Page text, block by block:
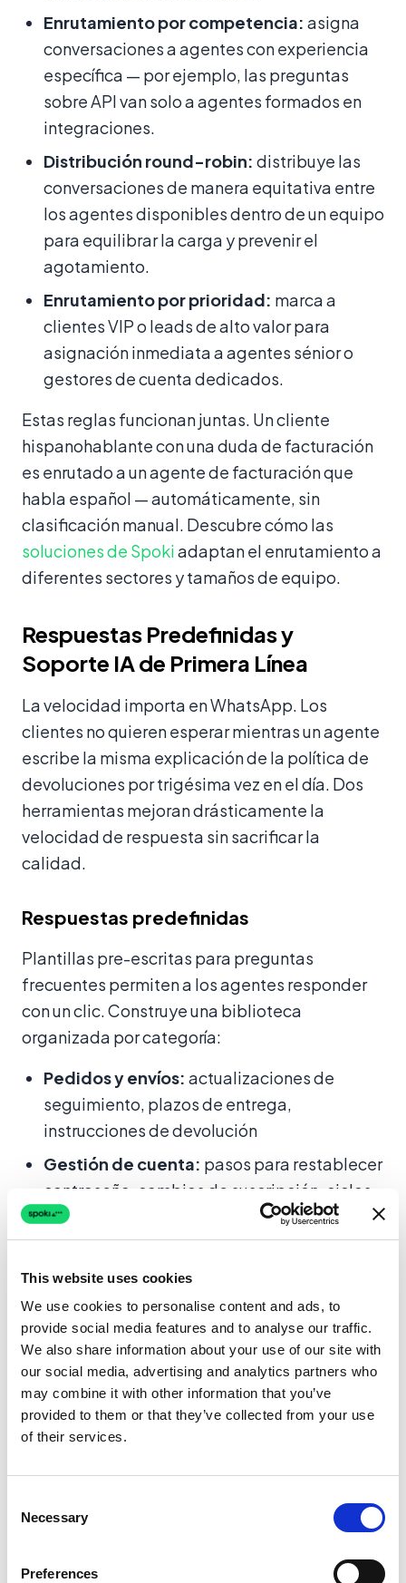
This website uses cookies
We use cookies to personalise content and ads, to
provide social media features and to analyse our traffic.
We also share information about your use of our site with
our social media, advertising and analytics partners who
may combine it with other information that you’ve
provided to them or that they’ve collected from your use
of their services.
Selection
Necessary
Preferences
Enrutamiento por competencia: asigna
conversaciones a agentes con experiencia
específica — por ejemplo, las preguntas
sobre API van solo a agentes formados en
integraciones.
Distribución round-robin: distribuye las
conversaciones de manera equitativa entre
los agentes disponibles dentro de un equipo
para equilibrar la carga y prevenir el
agotamiento.
Enrutamiento por prioridad: marca a
clientes VIP o leads de alto valor para
asignación inmediata a agentes sénior o
gestores de cuenta dedicados.
Estas reglas funcionan juntas. Un cliente
hispanohablante con una duda de facturación
es enrutado a un agente de facturación que
habla español — automáticamente, sin
clasificación manual. Descubre cómo las
soluciones de Spokiadaptan el enrutamiento a
diferentes sectores y tamaños de equipo.
Respuestas Predefinidas y
Soporte IA de Primera Línea
La velocidad importa en WhatsApp. Los
clientes no quieren esperar mientras un agente
escribe la misma explicación de la política de
devoluciones por trigésima vez en el día. Dos
herramientas mejoran drásticamente la
velocidad de respuesta sin sacrificar la
calidad.
Respuestas predefinidas
Plantillas pre-escritas para preguntas
frecuentes permiten a los agentes responder
con un clic. Construye una biblioteca
organizada por categoría:
Pedidos y envíos: actualizaciones de
seguimiento, plazos de entrega,
instrucciones de devolución
Gestión de cuenta: pasos para restablecer
contraseña, cambios de suscripción, ciclos
de facturación
de funcionalidades, detalles de
compatibilidad, desglose de precios
Frases de escalamiento:mensajes
profesionales de traspaso al transferir una
conversación
Las respuestas predefinidas mantienen un tono
significativamente el tiempo medio de
gestión.